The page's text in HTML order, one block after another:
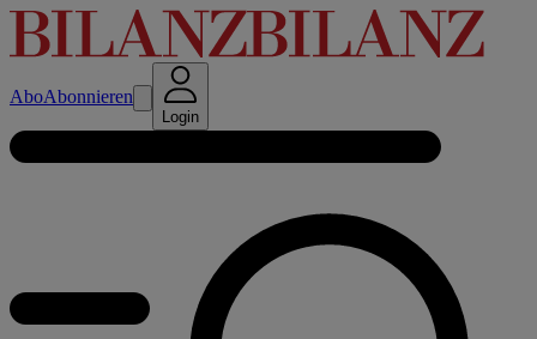
AboAbonnieren
Login